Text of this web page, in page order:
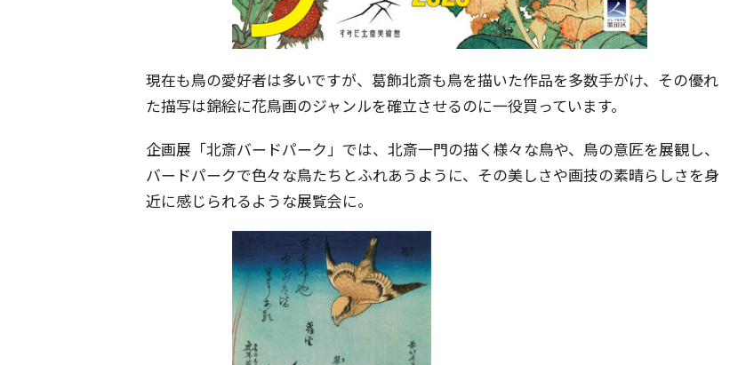
現在も鳥の愛好者は多いですが、葛飾北斎も鳥を描いた作品を多数手がけ、その優れ
た描写は錦絵に花鳥画のジャンルを確立させるのに一役買っています。
企画展「北斎バードパーク」では、北斎一門の描く様々な鳥や、鳥の意匠を展観し、
バードパークで色々な鳥たちとふれあうように、その美しさや画技の素晴らしさを身
近に感じられるような展覧会に。